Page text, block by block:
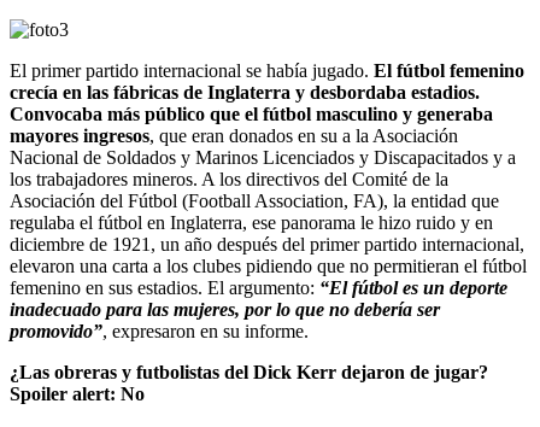
El primer partido internacional se había jugado. El fútbol femenino
crecía en las fábricas de Inglaterra y desbordaba estadios.
Convocaba más público que el fútbol masculino y generaba
mayores ingresos, que eran donados en su a la Asociación
Nacional de Soldados y Marinos Licenciados y Discapacitados y a
los trabajadores mineros. A los directivos del Comité de la
Asociación del Fútbol (Football Association, FA), la entidad que
regulaba el fútbol en Inglaterra, ese panorama le hizo ruido y en
diciembre de 1921, un año después del primer partido internacional,
elevaron una carta a los clubes pidiendo que no permitieran el fútbol
femenino en sus estadios. El argumento: “El fútbol es un deporte
inadecuado para las mujeres, por lo que no debería ser
promovido”, expresaron en su informe.
¿Las obreras y futbolistas del Dick Kerr dejaron de jugar?
Spoiler alert: No